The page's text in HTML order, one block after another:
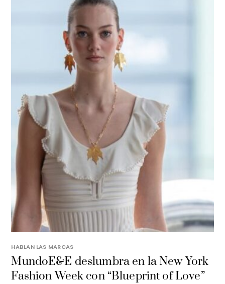
HABLAN LAS MARCAS
MundoE&E deslumbra en la New York
Fashion Week con “Blueprint of Love”